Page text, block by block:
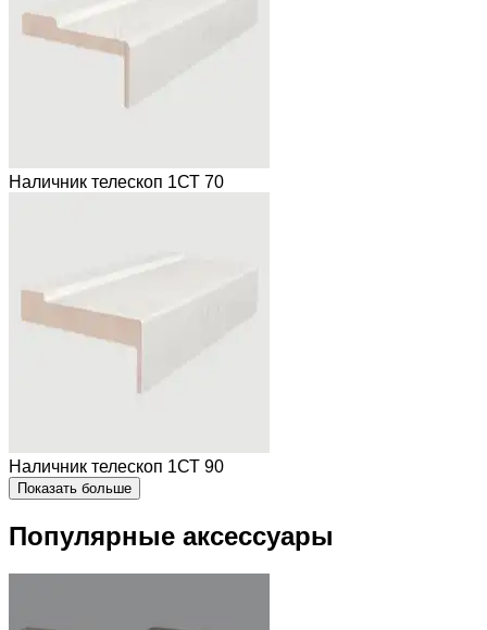
Наличник телескоп 1СТ 70
Наличник телескоп 1СТ 90
Показать больше
Популярные аксессуары